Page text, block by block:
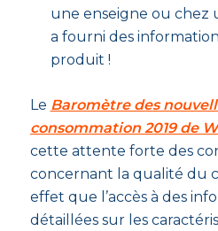
une enseigne ou
a fourni des
produit !
Le Baromètre des
consommation 2019 de
cette attente forte des
concernant la qualité du
effet que l’accès à des
détaillées sur les